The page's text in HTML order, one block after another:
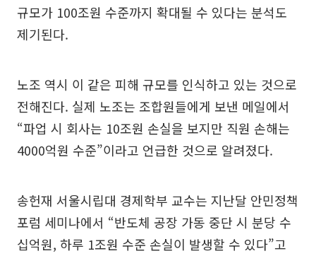
규모가 100조원 수준까지 확대될 수 있다는 분석도
제기된다.
노조 역시 이 같은 피해 규모를 인식하고 있는 것으로
전해진다. 실제 노조는 조합원들에게 보낸 메일에서
“파업 시 회사는 10조원 손실을 보지만 직원 손해는
4000억원 수준”이라고 언급한 것으로 알려졌다.
송헌재 서울시립대 경제학부 교수는 지난달 안민정책
포럼 세미나에서 “반도체 공장 가동 중단 시 분당 수
십억원, 하루 1조원 수준 손실이 발생할 수 있다”고